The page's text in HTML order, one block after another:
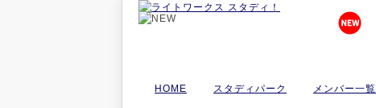
HOME スタディパーク メンバー一覧